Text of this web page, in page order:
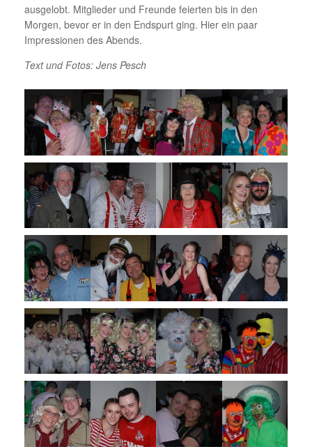
ausgelobt. Mitglieder und Freunde feierten bis in den
Morgen, bevor er in den Endspurt ging. Hier ein paar
Impressionen des Abends.
Text und Fotos: Jens Pesch